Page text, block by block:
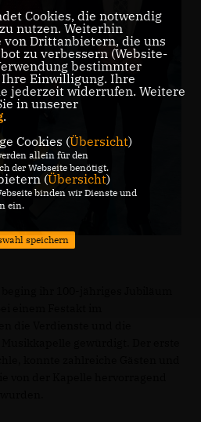
Cookies, die notwendig
nutzen. Weiterhin
von Drittanbietern, die uns
zu verbessern (Website-
bestimmter
Einwilligung. Ihre
jederzeit widerrufen. Weitere
in unserer
.
Cookies (Übersicht)
allein für den
der Webseite benötigt.
(Übersicht)
binden wir Dienste und
ein.
speichern